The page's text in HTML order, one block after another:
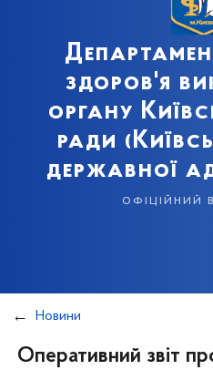
здоров'я
органу
ради
державної
офіційний
Новини
Оперативний звіт